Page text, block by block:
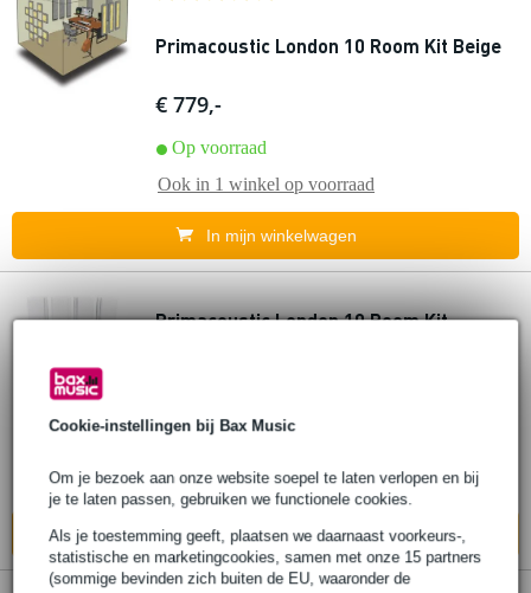
Cookie-instellingen bij Bax Music
Om je bezoek aan onze website soepel te laten verlopen en bij
je te laten passen, gebruiken we functionele cookies.
Als je toestemming geeft, plaatsen we daarnaast voorkeurs-,
statistische en marketingcookies, samen met onze 15 partners
(sommige bevinden zich buiten de EU, waaronder de
Primacoustic London 10 Room Kit Beige
€ 779,-
Op voorraad
Ook in 1 winkel op voorraad
In mijn winkelwagen
Primacoustic London 10 Room Kit
Ook in1 winkelop voorraad
In mijn winkelwagen